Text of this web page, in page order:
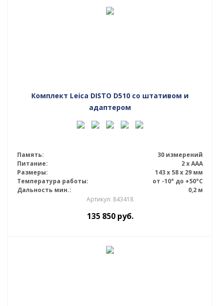
Комплект Leica DISTO D510 со штативом и
адаптером
Память:
30 измерений
Питание:
2 x AAA
Размеры:
143 х 58 х 29 мм
Температура работы:
от -10° до +50°С
Дальность мин.:
0,2 м
Артикул: 843418
135 850руб.